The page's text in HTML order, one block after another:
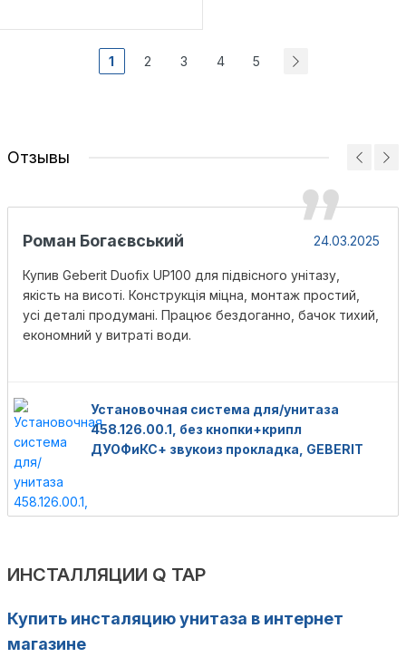
1 2 3 4 5
Отзывы
Роман Богаєвський 24.03.2025
Купив Geberit Duofix UP100 для підвісного унітазу,
якість на висоті. Конструкція міцна, монтаж простий,
усі деталі продумані. Працює бездоганно, бачок тихий,
економний у витраті води.
Установочная система для/унитаза
458.126.00.1, без кнопки+крипл
ДУОФиКС+ звукоиз прокладка, GEBERIT
ИНСТАЛЛЯЦИИ Q TAP
Купить инсталяцию унитаза в интернет
магазине